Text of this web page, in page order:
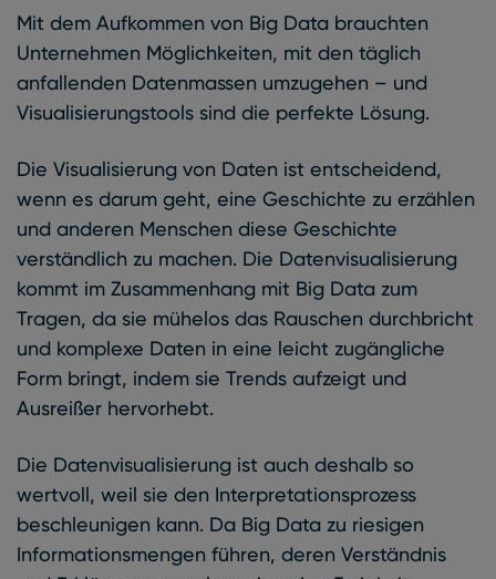
Mit dem Aufkommen von Big Data brauchten
Unternehmen Möglichkeiten, mit den täglich
anfallenden Datenmassen umzugehen – und
Visualisierungstools sind die perfekte Lösung.
Die Visualisierung von Daten ist entscheidend,
wenn es darum geht, eine Geschichte zu erzählen
und anderen Menschen diese Geschichte
verständlich zu machen. Die Datenvisualisierung
kommt im Zusammenhang mit Big Data zum
Tragen, da sie mühelos das Rauschen durchbricht
und komplexe Daten in eine leicht zugängliche
Form bringt, indem sie Trends aufzeigt und
Ausreißer hervorhebt.
Die Datenvisualisierung ist auch deshalb so
wertvoll, weil sie den Interpretationsprozess
beschleunigen kann. Da Big Data zu riesigen
Informationsmengen führen, deren Verständnis